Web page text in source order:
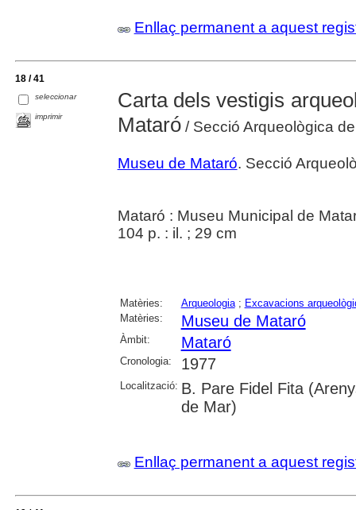
Enllaç permanent a aquest
18 / 41
seleccionar
imprimir
Carta dels vestigis
Mataró/ Secció Arqueològica
Museu de Mataró. Secció
Mataró : Museu Municipal de
104 p. : il. ; 29 cm
Matèries: Arqueologia; Excavacions
Matèries:
Museu de Mataró
Àmbit: Mataró
Cronologia: 1977
Localització: B. Pare Fidel Fita
de Mar)
Enllaç permanent a aquest